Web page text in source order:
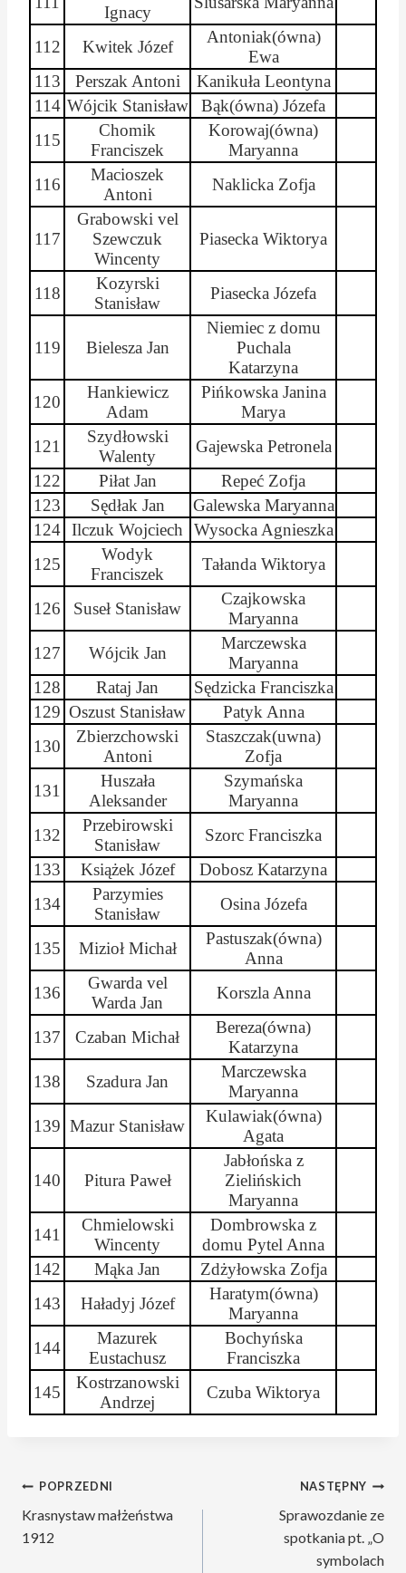
Ignacy
112 Kwitek Józef
Antoniak(ówna)
Ewa
113
Perszak Antoni
Kanikuła Leontyna
114 Wójcik Stanisław Bąk(ówna) Józefa
115
Chomik
Franciszek
Korowaj(ówna)
Maryanna
116
Macioszek
Antoni
Naklicka Zofja
117
Grabowski vel
Szewczuk
Wincenty
Piasecka Wiktorya
118
Kozyrski
Stanisław
Piasecka Józefa
119 Bielesza Jan
Niemiec z domu
Puchala
Katarzyna
120
Hankiewicz
Adam
Pińkowska Janina
Marya
121
Szydłowski
Walenty
Gajewska Petronela
122
Piłat Jan Repeć Zofja
123
Sędłak Jan Galewska Maryanna
124 Ilczuk Wojciech
Wysocka Agnieszka
125
Wodyk
Franciszek
Tałanda Wiktorya
126 Suseł Stanisław
Czajkowska
Maryanna
127
Wójcik Jan
Marczewska
Maryanna
128
Rataj Jan Sędzicka Franciszka
129 Oszust Stanisław
Patyk Anna
130
Zbierzchowski
Antoni
Staszczak(uwna)
Zofja
131
Huszała
Aleksander
Szymańska
Maryanna
132
Przebirowski
Stanisław
Szorc Franciszka
133
Książek Józef
Dobosz Katarzyna
134
Parzymies
Stanisław
Osina Józefa
135 MiziołMichał
Pastuszak(ówna)
Anna
136
Gwarda vel
Warda Jan
Korszla Anna
137 Czaban Michał
Bereza(ówna)
Katarzyna
138
Szadura Jan
Marczewska
Maryanna
139 Mazur Stanisław
Kulawiak(ówna)
Agata
140 Pitura Paweł
Jabłońska z
Zielińskich
Maryanna
141
Chmielowski
Wincenty
Dombrowska z
domu Pytel Anna
142
Mąka Jan Zdżyłowska Zofja
143
Haładyj Józef
Haratym(ówna)
Maryanna
144
Mazurek
Eustachusz
Bochyńska
Franciszka
145
Kostrzanowski
Andrzej
Czuba Wiktorya
Nawigacja
wpisu
POPRZEDNI
Krasnystaw małżeństwa
1912
NASTĘPNY
Sprawozdanie ze
spotkania pt. „O
symbolach